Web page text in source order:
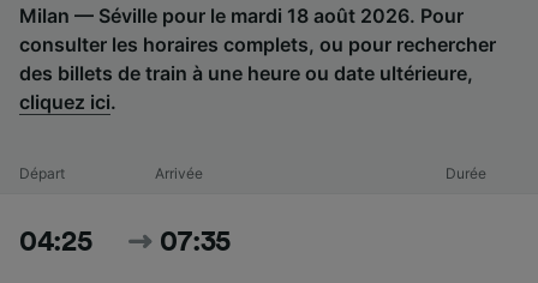
Milan — Séville pour le mardi 18 août 2026. Pour
consulter les horaires complets, ou pour rechercher
des billets de train à une heure ou date ultérieure,
cliquez ici.
Départ Arrivée Durée
04:25 07:35